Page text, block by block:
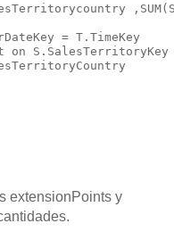
= T.TimeKey
on
extensionPoints y